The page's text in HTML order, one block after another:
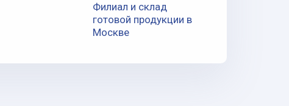
Филиал и склад
готовой продукции в
Москве